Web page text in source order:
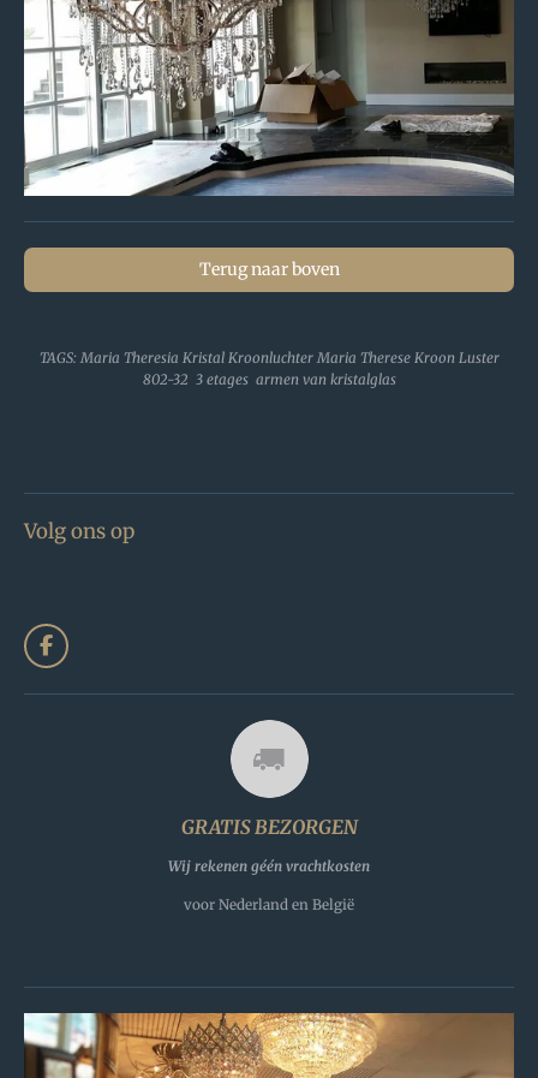
Terug naar boven
TAGS: Maria Theresia Kristal Kroonluchter Maria Therese Kroon Luster
802-32 3 etages armen van kristalglas
Volg ons op
F
a
c
GRATIS BEZORGEN
Wij rekenen géén vrachtkosten
voor Nederland en België